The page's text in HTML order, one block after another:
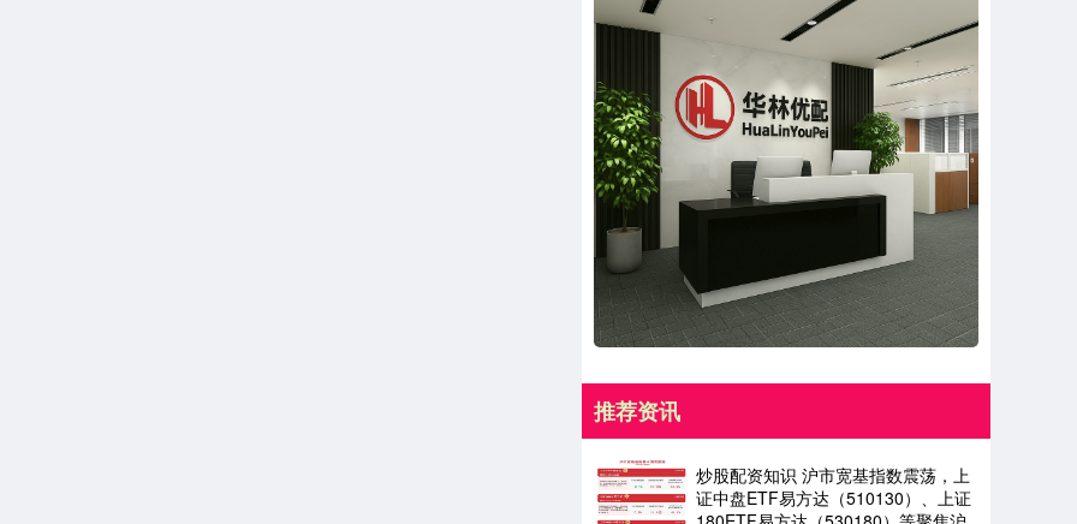
推荐资讯
炒股配资知识 沪市宽基指数震荡，上
证中盘ETF易方达（510130）、上证